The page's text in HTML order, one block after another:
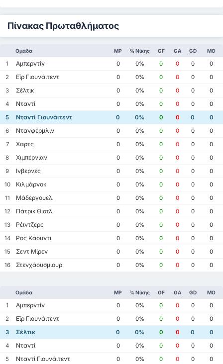
Πίνακας Πρωταθλήματος
Ομάδα MP % Νίκης GF GA GD ΜΟ
1 Αμπερντίν 0 0% 0 0 0
0
2
Εϊρ Γιουνάιτεντ 0 0% 0 0 0
0
3
Σέλτικ 0 0% 0 0 0
0
4
Νταντί 0 0% 0 0 0
0
5
Νταντί Γιουνάιτεντ 0 0% 0 0 0
0
6
Ντανφέρμλιν 0 0% 0 0 0
0
7
Χαρτς 0 0% 0 0 0
0
8
Χιμπέρνιαν 0 0% 0 0 0
0
9
Ινβερνές 0 0% 0 0 0
0
10
Κιλμάρνοκ 0 0% 0 0 0
0
11
Μάδεργουελ 0 0% 0 0 0
0
12
Πάτρικ Θιστλ 0 0% 0 0 0
0
13
Ρέιντζερς 0 0% 0 0 0
0
14
Ρος Κάουντι 0 0% 0 0 0
0
15
Σεντ Μίρεν 0 0% 0 0 0
0
16
Στενχάουσμιουρ 0 0% 0 0 0 0
Ομάδα MP % Νίκης GF GA GD ΜΟ
1 Αμπερντίν 0 0% 0 0 0
0
2
Εϊρ Γιουνάιτεντ 0 0% 0 0 0
0
3
Σέλτικ 0 0% 0 0 0
0
4
Νταντί 0 0% 0 0 0
0
5
Νταντί Γιουνάιτεντ 0 0% 0 0 0
0